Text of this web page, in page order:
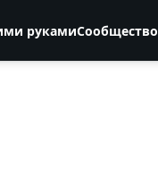
рукамиСообщество